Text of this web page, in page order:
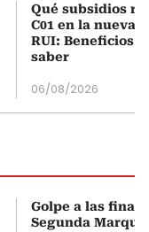
Qué subsidios
C01 en la nueva
RUI: Beneficios
saber
06/08/2026
Golpe a las
Segunda